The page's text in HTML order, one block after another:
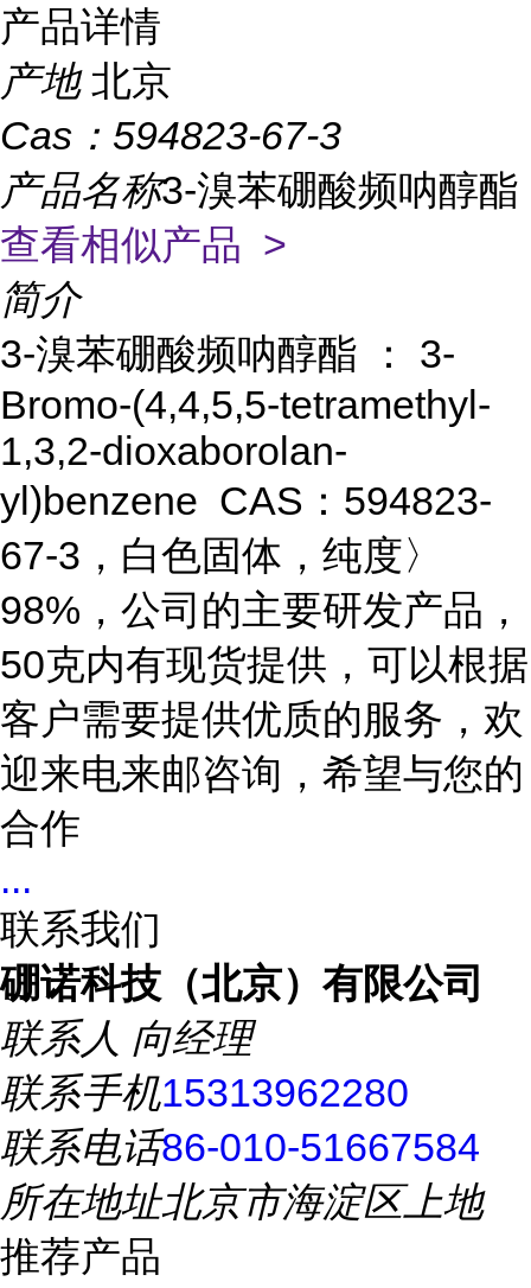
产品详情
产地 北京
Cas： 594823-67-3
产品名称3-溴苯硼酸频呐醇酯
查看相似产品 >
简介
3-溴苯硼酸频呐醇酯 ： 3-
Bromo-(4,4,5,5-tetramethyl-
1,3,2-dioxaborolan-
yl)benzene CAS：594823-
67-3，白色固体，纯度〉
98%，公司的主要研发产品，
50克内有现货提供，可以根据
客户需要提供优质的服务，欢
迎来电来邮咨询，希望与您的
合作
...
联系我们
硼诺科技（北京）有限公司
联系人 向经理
联系手机15313962280
联系电话86-010-51667584
所在地址北京市海淀区上地
推荐产品